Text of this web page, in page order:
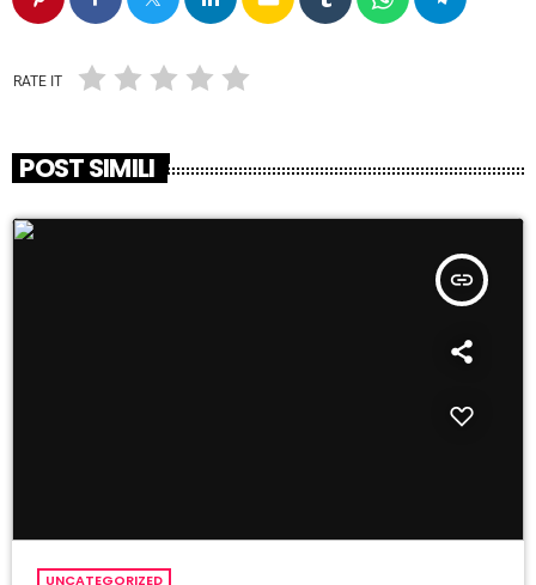
RATE IT
POST SIMILI
insert_link
UNCATEGORIZED